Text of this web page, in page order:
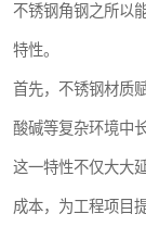
不锈钢角钢之所以
特性。
首先，不锈钢材质
酸碱等复杂环境中
这一特性不仅大大
成本，为工程项目